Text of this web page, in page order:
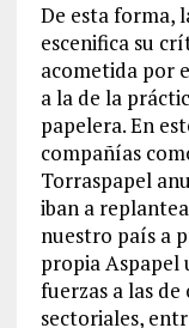
De esta forma,
escenifica su
acometida por
a la de la
papelera. En
compañías
Torraspapel
iban a
nuestro país a
propia Aspapel
fuerzas a las
sectoriales,